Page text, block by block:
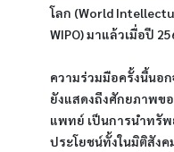
โลก (World
WIPO) มาแล้วเมื่อปี
ความร่วมมือครั้งนี้นอ
ยังแสดงถึงศักยภาพข
แพทย์ เป็นการนำทรั
ประโยชน์ทั้งในมิติสัง